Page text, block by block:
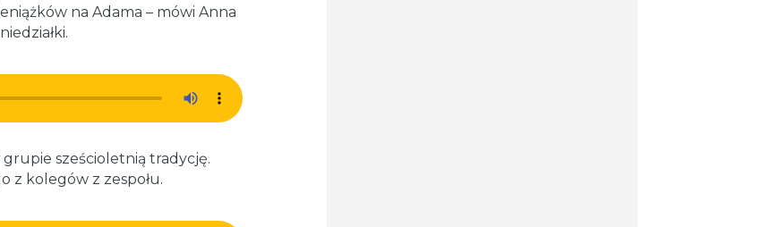
na Adama – mówi Anna
sześcioletnią tradycję.
z kolegów z zespołu.